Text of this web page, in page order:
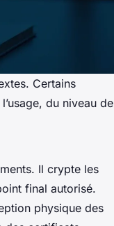
Certains
du niveau de
Il crypte les
final autorisé.
physique des